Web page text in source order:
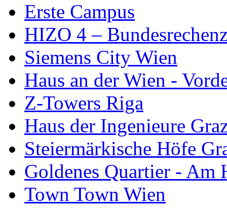
Erste Campus
HIZO 4 –
Siemens City Wien
Haus an der Wien -
Z-Towers Riga
Haus der Ingenieure
Steiermärkische Höfe
Goldenes Quartier - Am
Town Town Wien